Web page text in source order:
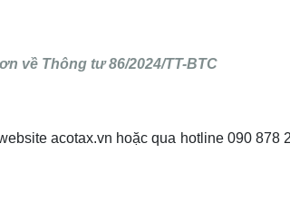
về Thông tư 86/2024/TT-BTC
acotax.vn hoặc qua hotline 090 878